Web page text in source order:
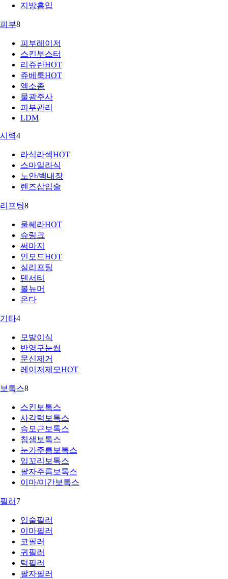
지방흡입
피부8
피부레이저
스킨부스터
리쥬란HOT
쥬베룩HOT
엑소좀
물광주사
피부관리
LDM
시력4
라식라섹HOT
스마일라식
노안/백내장
렌즈삽입술
리프팅8
울쎄라HOT
슈링크
써마지
인모드HOT
실리프팅
덴서티
볼뉴머
온다
기타4
모발이식
반영구눈썹
문신제거
레이저제모HOT
보톡스8
스킨보톡스
사각턱보톡스
승모근보톡스
침샘보톡스
눈가주름보톡스
입꼬리보톡스
팔자주름보톡스
이마/미간보톡스
필러 7
입술필러
이마필러
코필러
귀필러
턱필러
팔자필러